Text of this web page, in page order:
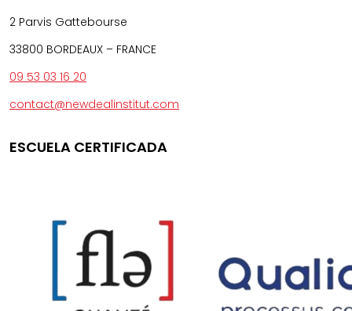
2 Parvis Gattebourse
33800 BORDEAUX – FRANCE
09 53 03 16 20
contact@newdealinstitut.com
ESCUELA CERTIFICADA